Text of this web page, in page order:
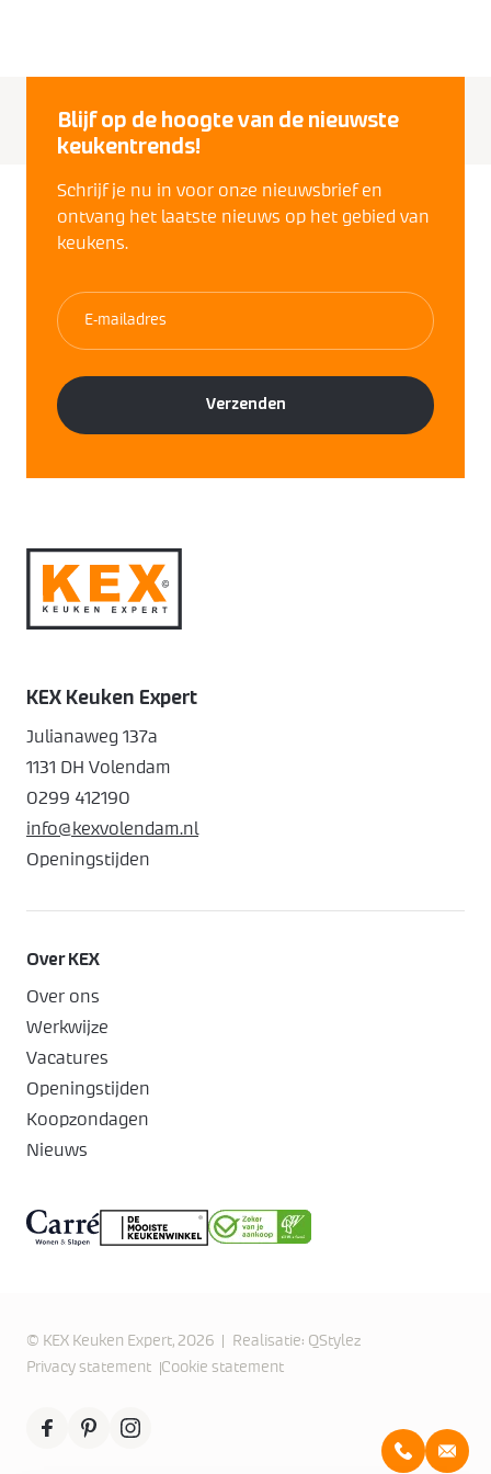
Blijf op de hoogte van de nieuwste
keukentrends!
Schrijf je nu in voor onze nieuwsbrief en
ontvang het laatste nieuws op het gebied van
keukens.
Over KEX
Over ons
Werkwijze
Vacatures
Openingstijden
Koopzondagen
Nieuws
KEX Keuken Expert
Julianaweg 137a
1131 DH Volendam
0299 412190
info@kexvolendam.nl
Openingstijden
© KEX Keuken Expert, 2026 Realisatie: QStylez
Privacy statement
Cookie statement